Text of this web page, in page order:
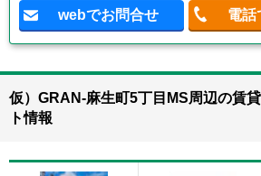
webでお問合せ 電話
仮）GRAN-麻生町5丁目MS周辺の賃
ト情報